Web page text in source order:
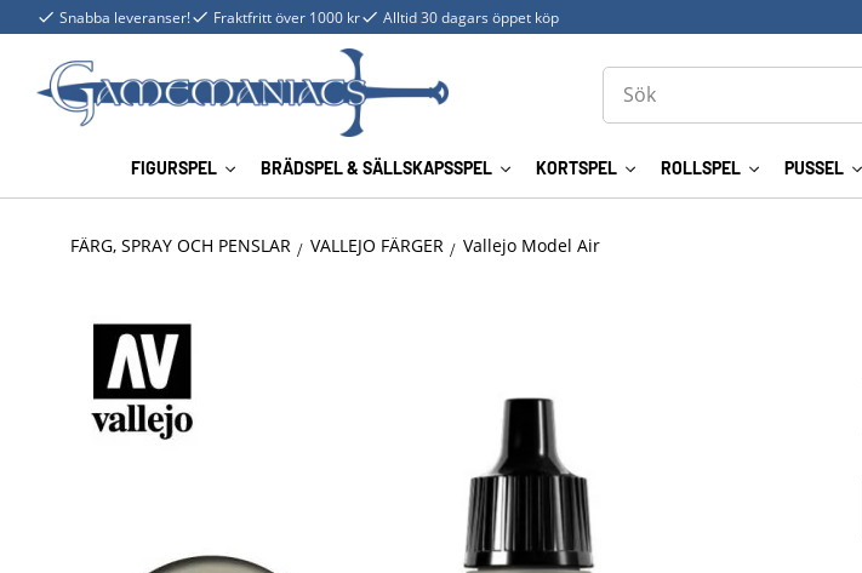
Snabba leveranser! Fraktfritt över 1000 kr Alltid 30 dagars öppet köp
FIGURSPEL BRÄDSPEL & SÄLLSKAPSSPEL KORTSPEL ROLLSPEL PUSSEL
FÄRG, SPRAY OCH PENSLAR VALLEJO FÄRGER Vallejo Model Air